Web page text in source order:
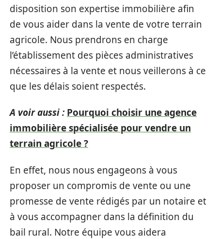
disposition son expertise immobilière afin
de vous aider dans la vente de votre terrain
agricole. Nous prendrons en charge
l’établissement des pièces administratives
nécessaires à la vente et nous veillerons à ce
que les délais soient respectés.
A voir aussi : Pourquoi choisir une agence
immobilière spécialisée pour vendre un
terrain agricole ?
En effet, nous nous engageons à vous
proposer un compromis de vente ou une
promesse de vente rédigés par un notaire et
à vous accompagner dans la définition du
bail rural. Notre équipe vous aidera